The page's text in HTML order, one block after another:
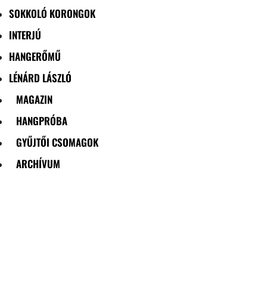
SOKKOLÓ KORONGOK
INTERJÚ
HANGERŐMŰ
LÉNÁRD LÁSZLÓ
MAGAZIN
HANGPRÓBA
GYŰJTŐI CSOMAGOK
ARCHÍVUM